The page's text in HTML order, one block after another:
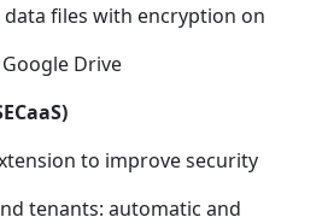
files with encryption on
Drive
to improve security
tenants: automatic and